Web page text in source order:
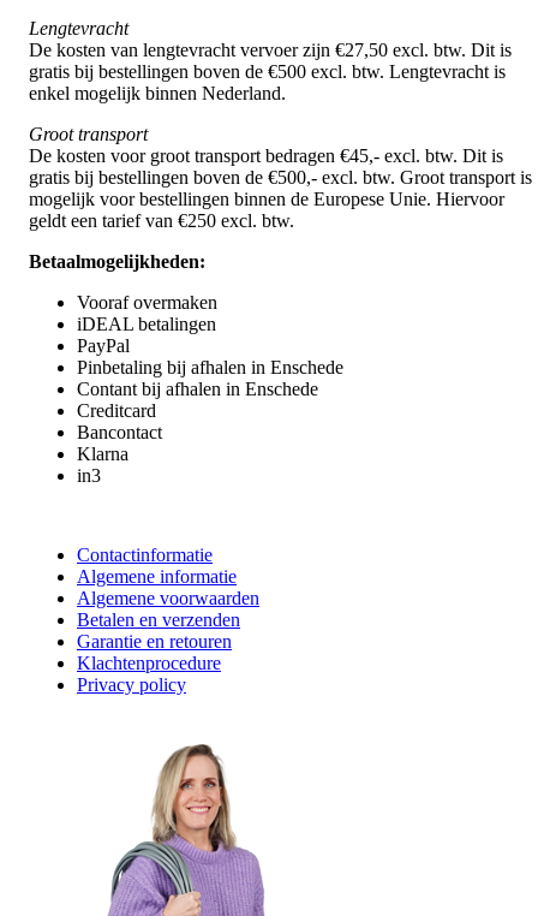
Contactinformatie
Algemene informatie
Algemene voorwaarden
Betalen en verzenden
Garantie en retouren
Klachtenprocedure
Privacy policy
Lengtevracht
De kosten van lengtevracht vervoer zijn €27,50 excl. btw. Dit is
gratis bij bestellingen boven de €500 excl. btw. Lengtevracht is
enkel mogelijk binnen Nederland.
Groot transport
De kosten voor groot transport bedragen €45,- excl. btw. Dit is
gratis bij bestellingen boven de €500,- excl. btw. Groot transport is
mogelijk voor bestellingen binnen de Europese Unie. Hiervoor
geldt een tarief van €250 excl. btw.
Betaalmogelijkheden:
Vooraf overmaken
iDEAL betalingen
PayPal
Pinbetaling bij afhalen in Enschede
Contant bij afhalen in Enschede
Creditcard
Bancontact
Klarna
in3